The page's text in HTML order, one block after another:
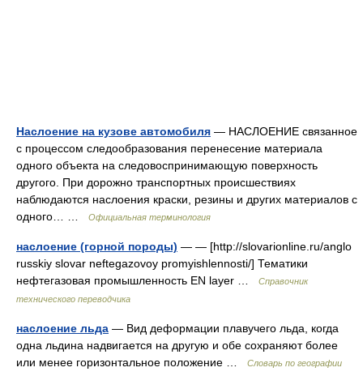
Наслоение на кузове автомобиля — НАСЛОЕНИЕ связанное
с процессом следообразования перенесение материала
одного объекта на следовоспринимающую поверхность
другого. При дорожно транспортных происшествиях
наблюдаются наслоения краски, резины и других материалов с
одного… …
Официальная терминология
наслоение (горной породы) — — [http://slovarionline.ru/anglo
russkiy slovar neftegazovoy promyishlennosti/] Тематики
нефтегазовая промышленность EN layer …
Справочник
технического переводчика
наслоение льда — Вид деформации плавучего льда, когда
одна льдина надвигается на другую и обе сохраняют более
или менее горизонтальное положение …
Словарь по географии